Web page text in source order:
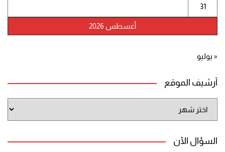
أغسطس 2026
31
« يوليو
أرشيف الموقع
الموقع
السؤال الآن